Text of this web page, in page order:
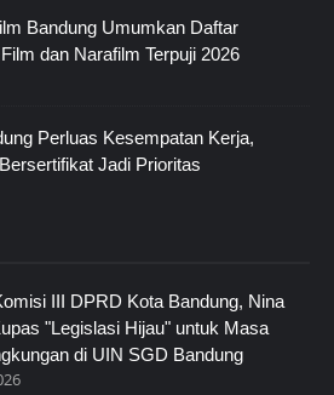
Bandung Umumkan Daftar
dan Narafilm Terpuji 2026
Perluas Kesempatan Kerja,
Jadi Prioritas
III DPRD Kota Bandung, Nina
"Legislasi Hijau" untuk Masa
di UIN SGD Bandung